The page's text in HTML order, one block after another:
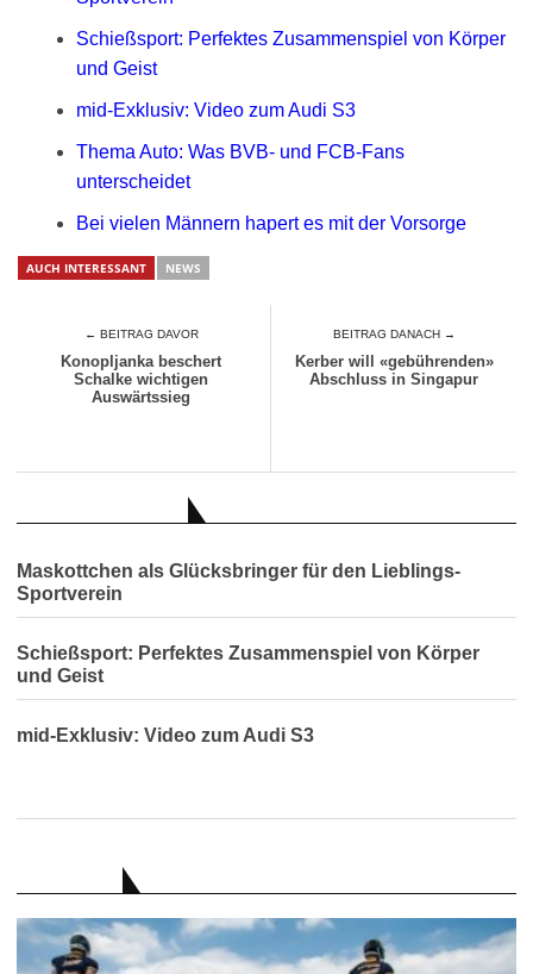
Schießsport: Perfektes Zusammenspiel von Körper
und Geist
mid-Exklusiv: Video zum Audi S3
Thema Auto: Was BVB- und FCB-Fans
unterscheidet
Bei vielen Männern hapert es mit der Vorsorge
AUCH INTERESSANT NEWS
← BEITRAG DAVOR
Konopljanka beschert
Schalke wichtigen
Auswärtssieg
BEITRAG DANACH →
Kerber will «gebührenden»
Abschluss in Singapur
Maskottchen als Glücksbringer für den Lieblings-
Sportverein
Schießsport: Perfektes Zusammenspiel von Körper
und Geist
mid-Exklusiv: Video zum Audi S3